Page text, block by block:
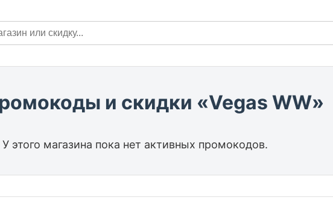
и скидки «Vegas WW»
У этого магазина пока нет активных промокодов.